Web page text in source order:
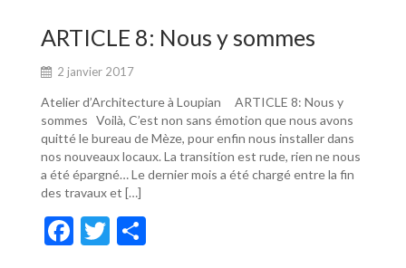
o
o
k
er
ARTICLE 8: Nous y sommes
2 janvier 2017
Atelier d’Architecture à Loupian ARTICLE 8: Nous y
sommes Voilà, C’est non sans émotion que nous avons
quitté le bureau de Mèze, pour enfin nous installer dans
nos nouveaux locaux. La transition est rude, rien ne nous
a été épargné… Le dernier mois a été chargé entre la fin
des travaux et […]
F
T